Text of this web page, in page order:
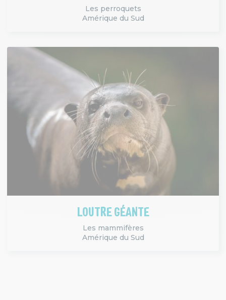
Les perroquets
Amérique du Sud
LOUTRE GÉANTE
Les mammifères
Amérique du Sud